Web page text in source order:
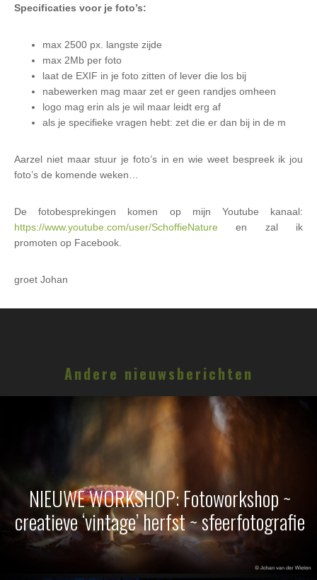
Specificaties voor je foto’s:
max 2500 px. langste zijde
max 2Mb per foto
laat de EXIF in je foto zitten of lever die los bij
nabewerken mag maar zet er geen randjes omheen
logo mag erin als je wil maar leidt erg af
als je specifieke vragen hebt: zet die er dan bij in de m
Aarzel niet maar stuur je foto’s in en wie weet bespreek ik jou
foto’s de komende weken…
De fotobesprekingen komen op mijn Youtube kanaal:
https://www.youtube.com/user/SchoffieNature en zal ik
promoten op Facebook.
groet Johan
Andere nieuwsberichten
NIEUWE WORKSHOP: Fotoworkshop ~
creatieve ‘vintage’ herfst ~ sfeerfotografie